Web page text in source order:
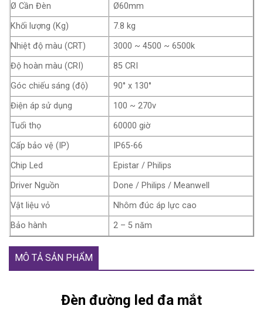
Ø Cần Đèn
Ø60mm
Khối lượng (Kg)
7.8 kg
Nhiệt độ màu (CRT)
3000 ~ 4500 ~ 6500k
Độ hoàn màu (CRI)
85 CRI
Góc chiếu sáng (độ)
90° x 130°
Điện áp sử dụng
100 ~ 270v
Tuổi thọ
60000 giờ
Cấp bảo vệ (IP)
IP65-66
Chip Led
Epistar / Philips
Driver Nguồn
Done / Philips / Meanwell
Vật liệu vỏ
Nhôm đúc áp lực cao
Bảo hành
2 – 5 năm
MÔ TẢ SẢN PHẨM
Đèn đường led đa mắt